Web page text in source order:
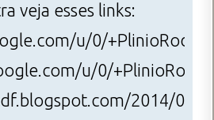
veja esses links:
u/0/
u/0/
2014/03/